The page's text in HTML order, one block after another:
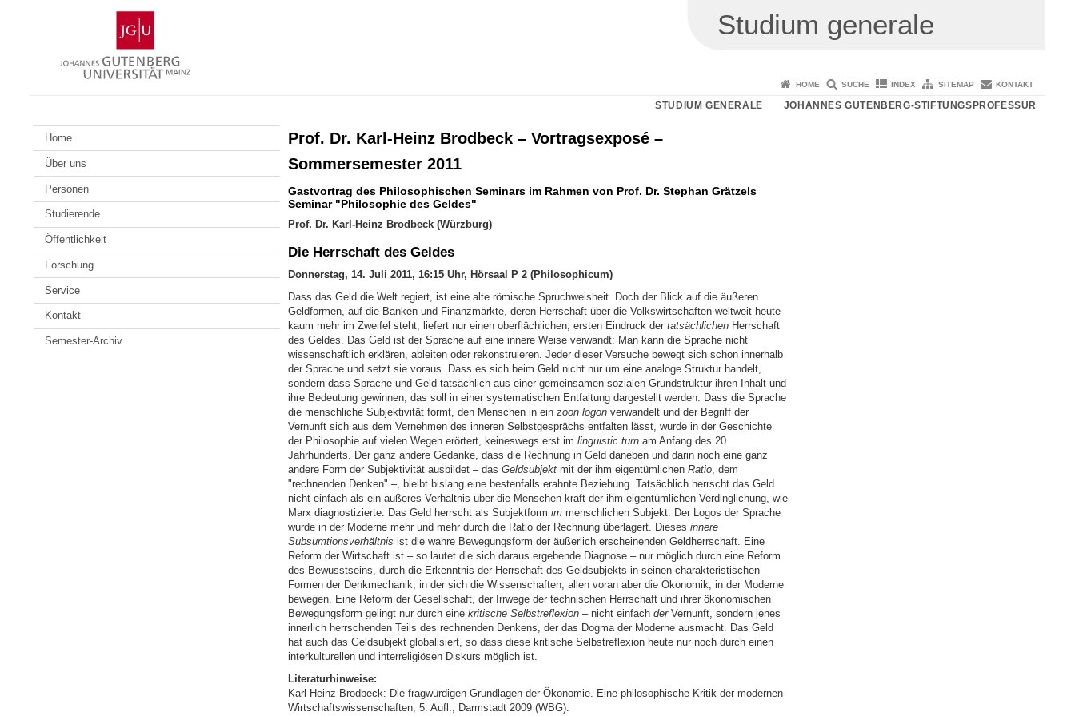
Gutenberg-
Universität
Mainz
Studium generale
HOME SUCHE INDEX SITEMAP KONTAKT
STUDIUM GENERALE JOHANNES GUTENBERG-STIFTUNGSPROFESSUR
Home
Über uns
Personen
Studierende
Öffentlichkeit
Forschung
Service
Kontakt
Semester-Archiv
Prof. Dr. Karl-Heinz Brodbeck – Vortragsexposé –
Sommersemester 2011
Gastvortrag des Philosophischen Seminars im Rahmen von Prof. Dr. Stephan Grätzels
Seminar "Philosophie des Geldes"
Prof. Dr. Karl-Heinz Brodbeck (Würzburg)
Die Herrschaft des Geldes
Donnerstag, 14. Juli 2011, 16:15 Uhr, Hörsaal P 2 (Philosophicum)
Dass das Geld die Welt regiert, ist eine alte römische Spruchweisheit. Doch der Blick auf die äußeren
Geldformen, auf die Banken und Finanzmärkte, deren Herrschaft über die Volkswirtschaften weltweit heute
kaum mehr im Zweifel steht, liefert nur einen oberflächlichen, ersten Eindruck der tatsächlichenHerrschaft
des Geldes. Das Geld ist der Sprache auf eine innere Weise verwandt: Man kann die Sprache nicht
wissenschaftlich erklären, ableiten oder rekonstruieren. Jeder dieser Versuche bewegt sich schon innerhalb
der Sprache und setzt sie voraus. Dass es sich beim Geld nicht nur um eine analoge Struktur handelt,
sondern dass Sprache und Geld tatsächlich aus einer gemeinsamen sozialen Grundstruktur ihren Inhalt und
ihre Bedeutung gewinnen, das soll in einer systematischen Entfaltung dargestellt werden. Dass die Sprache
die menschliche Subjektivität formt, den Menschen in ein zoon logonverwandelt und der Begriff der
Vernunft sich aus dem Vernehmen des inneren Selbstgesprächs entfalten lässt, wurde in der Geschichte
der Philosophie auf vielen Wegen erörtert, keineswegs erst im linguistic turnam Anfang des 20.
Jahrhunderts. Der ganz andere Gedanke, dass die Rechnung in Geld daneben und darin noch eine ganz
andere Form der Subjektivität ausbildet – das Geldsubjektmit der ihm eigentümlichen Ratio, dem
"rechnenden Denken" –, bleibt bislang eine bestenfalls erahnte Beziehung. Tatsächlich herrscht das Geld
nicht einfach als ein äußeres Verhältnis über die Menschen kraft der ihm eigentümlichen Verdinglichung, wie
Marx diagnostizierte. Das Geld herrscht als Subjektform immenschlichen Subjekt. Der Logos der Sprache
wurde in der Moderne mehr und mehr durch die Ratio der Rechnung überlagert. Dieses innere
Subsumtionsverhältnis ist die wahre Bewegungsform der äußerlich erscheinenden Geldherrschaft. Eine
Reform der Wirtschaft ist – so lautet die sich daraus ergebende Diagnose – nur möglich durch eine Reform
des Bewusstseins, durch die Erkenntnis der Herrschaft des Geldsubjekts in seinen charakteristischen
Formen der Denkmechanik, in der sich die Wissenschaften, allen voran aber die Ökonomik, in der Moderne
bewegen. Eine Reform der Gesellschaft, der Irrwege der technischen Herrschaft und ihrer ökonomischen
Bewegungsform gelingt nur durch eine kritische Selbstreflexion– nicht einfach derVernunft, sondern jenes
innerlich herrschenden Teils des rechnenden Denkens, der das Dogma der Moderne ausmacht. Das Geld
hat auch das Geldsubjekt globalisiert, so dass diese kritische Selbstreflexion heute nur noch durch einen
interkulturellen und interreligiösen Diskurs möglich ist.
Literaturhinweise:
Karl-Heinz Brodbeck: Die fragwürdigen Grundlagen der Ökonomie. Eine philosophische Kritik der modernen
Wirtschaftswissenschaften, 5. Aufl., Darmstadt 2009 (WBG).